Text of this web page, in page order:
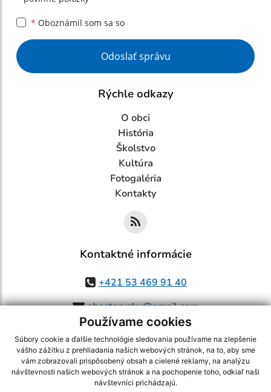
Používame cookies
Súbory cookie a ďalšie technológie sledovania používame na zlepšenie
vášho zážitku z prehliadania našich webových stránok, na to, aby sme
vám zobrazovali prispôsobený obsah a cielené reklamy, na analýzu
návštevnosti našich webových stránok a na pochopenie toho, odkiaľ naši
návštevníci prichádzajú.
* Oboznámil som sa so
Google reCaptcha Response
Odoslať správu
Rýchle odkazy
O obci
História
Školstvo
Kultúra
Fotogaléria
Kontakty
Kontaktné informácie
+421 53 469 91 40
obectorysky@gmail.com
využite možnosť získavania aktuálnych informácií s využitím RSS
CMS systém (redakčný) systém ECHELON 2,Mapa stránok,web portál
webex.digital, s.r.o.,domény,registrácia domény